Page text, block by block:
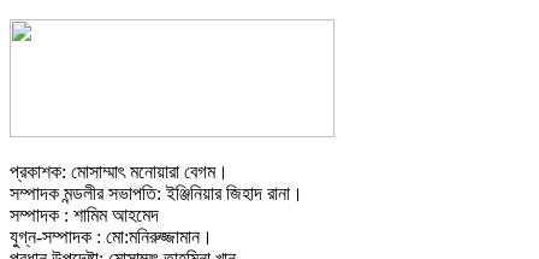
প্রকাশক: মোসাম্মাৎ মনোয়ারা বেগম।
সম্পাদক মন্ডলীর সভাপতি: ইঞ্জিনিয়ার জিহাদ রানা।
সম্পাদক : শামিম আহমেদ
যুগ্ন-সম্পাদক : মো:মনিরুজ্জামান।